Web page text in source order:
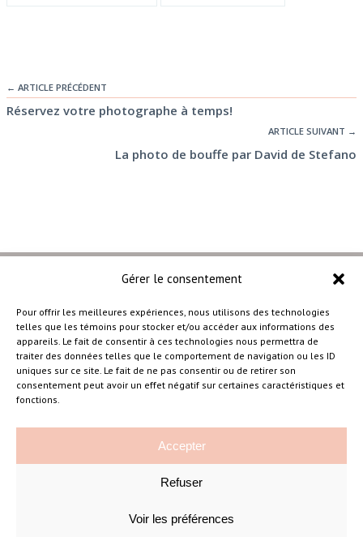
Gérer le consentement
Pour offrir les meilleures expériences, nous utilisons des technologies
telles que les témoins pour stocker et/ou accéder aux informations des
appareils. Le fait de consentir à ces technologies nous permettra de
traiter des données telles que le comportement de navigation ou les ID
uniques sur ce site. Le fait de ne pas consentir ou de retirer son
consentement peut avoir un effet négatif sur certaines caractéristiques et
fonctions.
Accepter
Refuser
Voir les préférences
← ARTICLE PRÉCÉDENT
Réservez votre photographe à temps!
ARTICLE SUIVANT →
La photo de bouffe par David de Stefano
–
Amélie Cousineau Photographe
©Amelie Cousineau Photographe